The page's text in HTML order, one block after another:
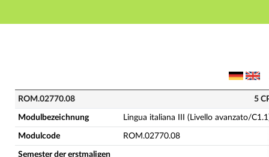
Hauptnavigation
ROM.02770.08 - Lingua italiana III (Livello avanzato/
ROM.02770.08 5
Modulbezeichnung Lingua italiana III (Livello avanzato/
Modulcode ROM.02770.08
Semester der erstmaligen